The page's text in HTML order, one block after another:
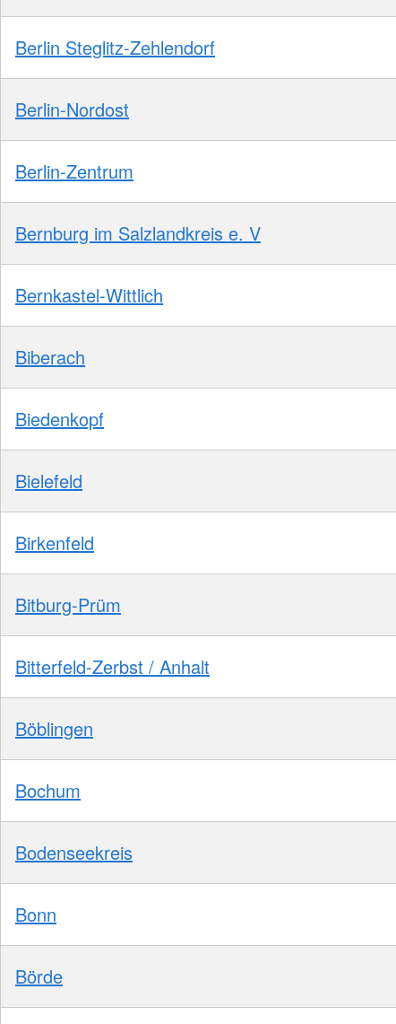
Berlin Steglitz-Zehlendorf
Berlin-Nordost
Berlin-Zentrum
Bernburg im Salzlandkreis e. V
Bernkastel-Wittlich
Biberach
Biedenkopf
Bielefeld
Birkenfeld
Bitburg-Prüm
Bitterfeld-Zerbst / Anhalt
Böblingen
Bochum
Bodenseekreis
Bonn
Börde